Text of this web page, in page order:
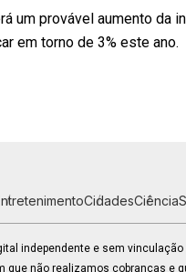
um provável aumento da
em torno de 3% este ano.
CidadesCiência
independente e sem
que não realizamos cobranças